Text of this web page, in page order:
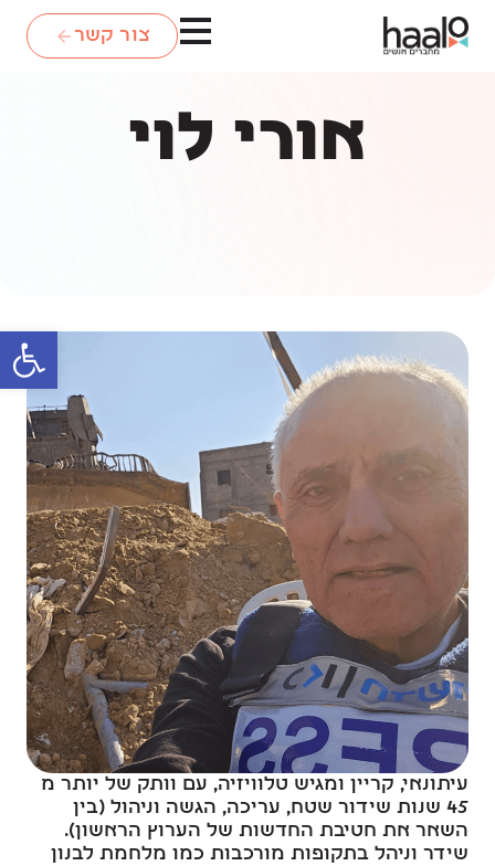
פתח
צור קשר
אורי לוי
עיתונאי, קריין ומגיש טלוויזיה, עם וותק של יותר מ
45 שנות שידור שטח, עריכה, הגשה וניהול (בין
השאר את חטיבת החדשות של הערוץ הראשון).
שידר וניהל בתקופות מורכבות כמו מלחמת לבנון